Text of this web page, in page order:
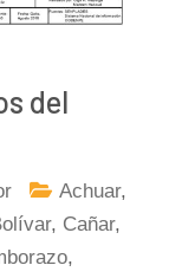
del
Achuar,
, Cañar,
,